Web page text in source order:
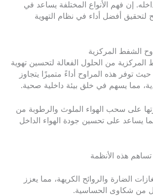
إن فهم الأنواع المختلفة يساعد في
لتحقيق أفضل أداء في نظام التهوية
الشفط المركزية
المركزية من الحلول الفعالة لتحسين تهوية
حيث توفر هذه المراوح أداءً متميزًا يتجاوز
مما يسهم في خلق بيئة داخلية صحية.
على سحب الهواء الملوث والرطوبة من
مما يساعد على تحسين جودة الهواء الداخل
تساهم هذه الأنظمة
الضارة والروائح الكريهة، مما يعزز
من شكاوى الحساسية.